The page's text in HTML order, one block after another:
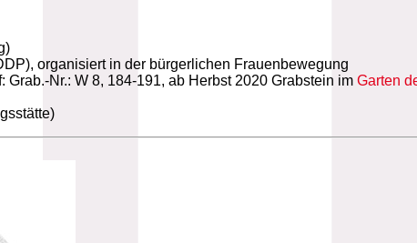
organisiert in der bürgerlichen Frauenbewegung
Grab.-Nr.: W 8, 184-191, ab Herbst 2020 Grabstein imGarten